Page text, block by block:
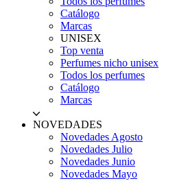
Catálogo
Marcas
UNISEX
Top venta
Perfumes nicho unisex
Todos los perfumes
Catálogo
Marcas
NOVEDADES
Novedades Agosto
Novedades Julio
Novedades Junio
Novedades Mayo